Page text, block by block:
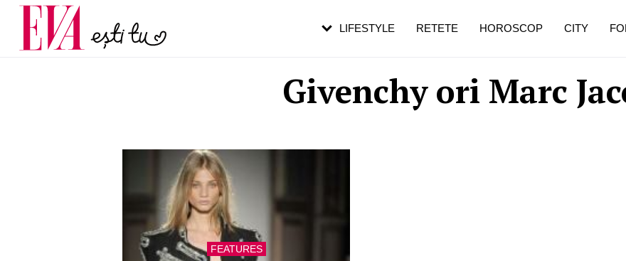
Givenchy ori Marc
FEATURES
LIFESTYLE RETETE HOROSCOP CITY
Carieră
Actualitate
pe măsură ce înaintezi în vârstă
de dureroasă este investigația